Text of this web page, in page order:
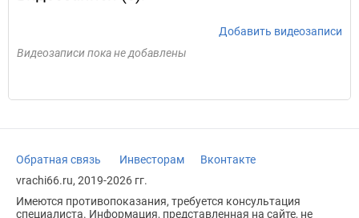
Добавить видеозаписи
Видеозаписи пока не добавлены
Обратная связь Инвесторам
Вконтакте
vrachi66.ru, 2019-2026 гг.
Имеются противопоказания, требуется консультация
специалиста. Информация, представленная на сайте, не